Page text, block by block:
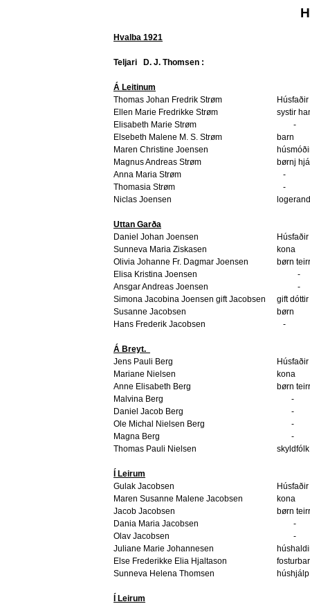
Hvalba 1921
Teljari D. J. Thomsen :
Á Leitinum
Thomas Johan Fredrik Strøm
Húsfaðir
Ellen Marie Fredrikke Strøm
systir
Elisabeth Marie Strøm
-
Elsebeth Malene M. S. Strøm
barn
Maren Christine Joensen
Magnus Andreas Strøm
børnj
Anna Maria Strøm
-
Thomasia Strøm
-
Niclas Joensen
Uttan Garða
Daniel Johan Joensen
Húsfaðir
Sunneva Maria Ziskasen
kona
Olivia Johanne Fr. Dagmar Joensen
børn
Elisa Kristina Joensen
-
Ansgar Andreas Joensen
-
Simona Jacobina Joensen gift Jacobsen
gift dóttir
Susanne Jacobsen
børn
Hans Frederik Jacobsen
-
Á Breyt.
Jens Pauli Berg
Húsfaðir
Mariane Nielsen
kona
Anne Elisabeth Berg
børn
Malvina Berg
-
Daniel Jacob Berg
-
Ole Michal Nielsen Berg
-
Magna Berg
-
Thomas Pauli Nielsen
skyldfólk
Í Leirum
Gulak Jacobsen
Húsfaðir
Maren Susanne Malene Jacobsen
kona
Jacob Jacobsen
børn
Dania Maria Jacobsen
-
Olav Jacobsen
-
Juliane Marie Johannesen
Else Frederikke Elia Hjaltason
Sunneva Helena Thomsen
húshjálp
Í Leirum